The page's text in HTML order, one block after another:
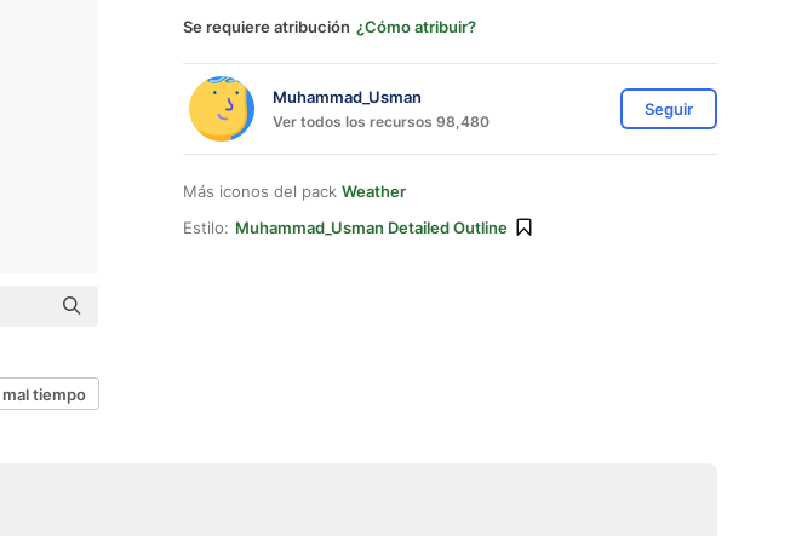
Se requiere atribución ¿Cómo atribuir?
Muhammad_Usman
Ver todos los recursos 98,480
Seguir
Más iconos del pack Weather
Estilo: Muhammad_Usman Detailed Outline
mal tiempo